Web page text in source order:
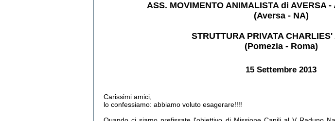
ASS. MOVIMENTO ANIMALISTA di AVERSA -
(Aversa - NA)
STRUTTURA PRIVATA
(Pomezia - Roma)
15 Settembre 2013
Carissimi amici,
lo confessiamo: abbiamo voluto esagerare!!!!